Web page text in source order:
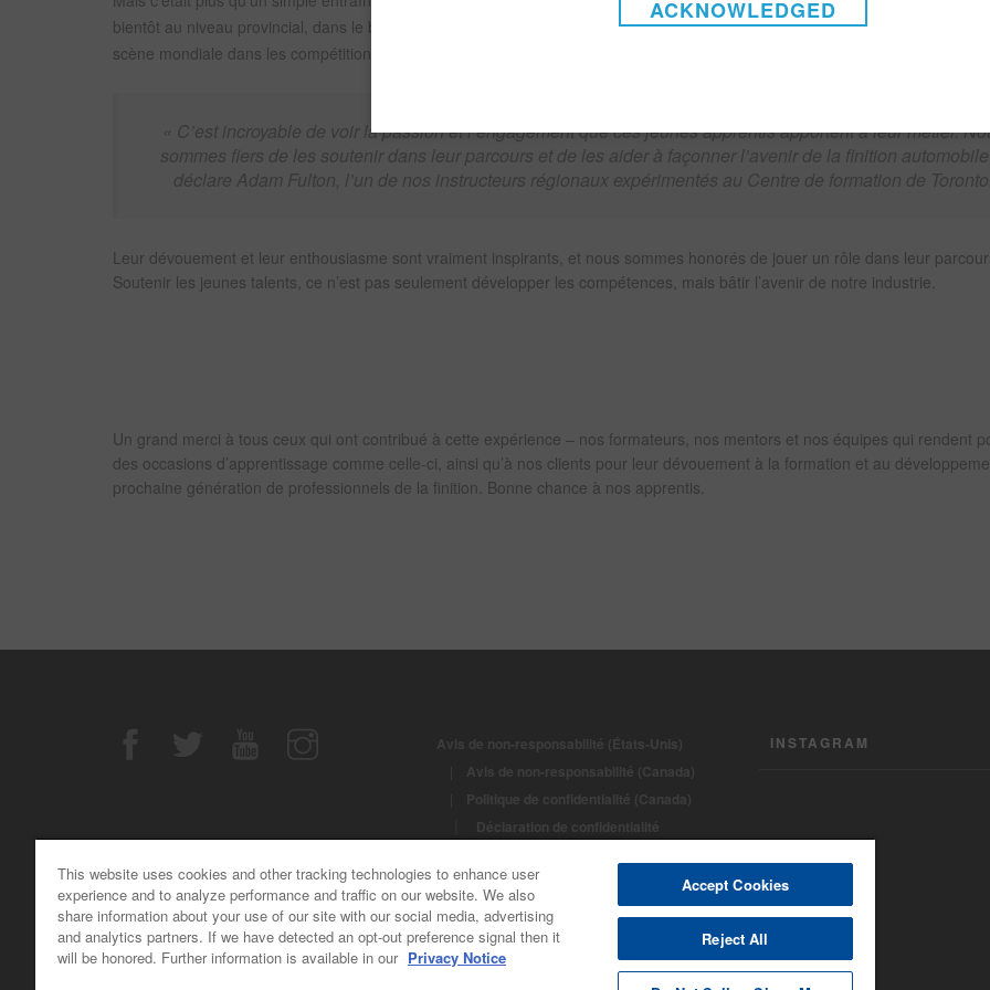
bientôt au niveau provincial, dans le but ultime de se rendre sur la scène nationale et, espérons-le, de représenter le Canada
scène mondiale dans les compétitions de peinture automobile.
« C’est incroyable de voir la passion et l’engagement que ces jeunes apprentis apportent à leur métier.
sommes fiers de les soutenir dans leur parcours et de les aider à façonner l’avenir de la finition automobile
déclare Adam Fulton, l’un de nos instructeurs régionaux expérimentés au Centre de formation de Toronto.
Leur dévouement et leur enthousiasme sont vraiment inspirants, et nous sommes honorés de jouer un rôle dans leur
Soutenir les jeunes talents, ce n’est pas seulement développer les compétences, mais bâtir l’avenir de notre industrie.
Un grand merci à tous ceux qui ont contribué à cette expérience – nos formateurs, nos mentors et nos équipes qui rendent
des occasions d’apprentissage comme celle-ci, ainsi qu’à nos clients pour leur dévouement à la formation et au
prochaine génération de professionnels de la finition. Bonne chance à nos apprentis.
ACKNOWLEDGED
© Copyright 2022 - BASF Automotive Refinish
INSTAGRAM
This website uses cookies and other tracking technologies to enhance user
experience and to analyze performance and traffic on our website. We also
share information about your use of our site with our social media, advertising
and analytics partners. If we have detected an opt-out preference signal then it
will be honored. Further information is available in our Privacy Notice
Accept Cookies
Reject All